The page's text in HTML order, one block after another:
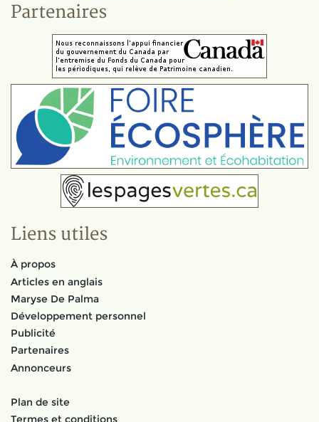
Partenaires
Liens utiles
À propos
Articles en anglais
Maryse De Palma
Développement personnel
Publicité
Partenaires
Annonceurs
Plan de site
Termes et conditions